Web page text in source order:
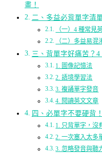
畫！
二、多益必背單字清
（一）4 種常見
（二）多益易混
三、背單字好痛苦？4
1. 圖像記憶法
2. 語境學習法
3. 複誦單字發音
4. 閱讀英文文章
四、必單字不要硬背
1. 只背單字，沒
2. 一次塞入太多
3. 忽略發音與聽